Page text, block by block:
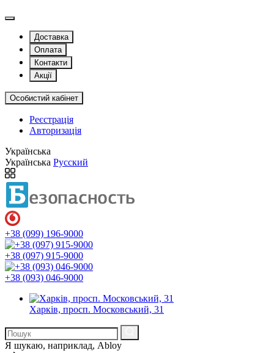
Доставка
Оплата
Контакти
Акції
Особистий кабінет
Реєстрація
Авторизація
Українська
Українська Русский
+38 (099) 196-9000
+38 (097) 915-9000
+38 (093) 046-9000
Харків, просп. Московський, 31
Я шукаю, наприклад, Abloy